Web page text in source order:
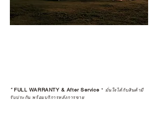
*FULL WARRANTY & After Service * มั่นใจได้กับสินค้ามี
รับประกัน พร้อมบริการหลังการขาย